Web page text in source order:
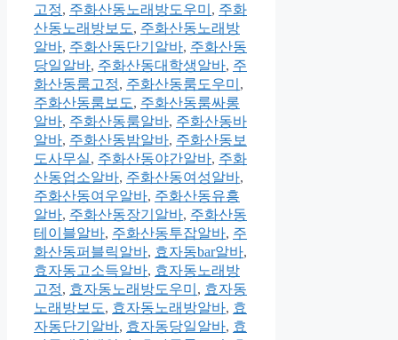
고정, 주화산동노래방도우미 , 주화
산동노래방보도, 주화산동노래방
알바, 주화산동단기알바, 주화산동
당일알바, 주화산동대학생알바, 주
화산동룸고정, 주화산동룸도우미 ,
주화산동룸보도, 주화산동룸싸롱
알바, 주화산동룸알바, 주화산동바
알바, 주화산동밤알바, 주화산동보
도사무실, 주화산동야간알바, 주화
산동업소알바, 주화산동여성알바,
주화산동여우알바, 주화산동유흥
알바, 주화산동장기알바, 주화산동
테이블알바, 주화산동투잡알바, 주
화산동퍼블릭알바, 효자동bar알바,
효자동고소득알바, 효자동노래방
고정, 효자동노래방도우미 , 효자동
노래방보도, 효자동노래방알바, 효
자동단기알바, 효자동당일알바, 효